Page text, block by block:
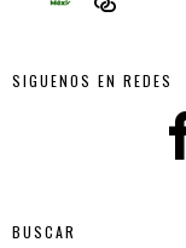
SIGUENOS EN REDES
BUSCAR